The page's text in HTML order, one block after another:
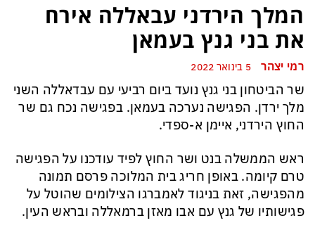
עם עומאן לגבי תפעול משותף של מצר הורמוז – אם טראמפ יאשר המלחמה
מי היה מאמין שבאר שבע תנצח את הכוכב האדום?
ומיירטים להגנה – טראמפ נשאר רק עם ציוצי האיום המגוחכים שלא מזיזים
כמדיניות: כך הפכה ההוצאה להורג לכלי ההרתעה המרכזי של המשטר
א-סיסי, ארדואן ושליט קטאר מכנסים פגישת ״כיפה אדומה״ לנתניהו בנושא
המלך הירדני עבאללה אירח
את בני גנץ בעמאן
רמי יצהר
שר הביטחון בני גנץ נועד ביום רביעי עם עבדאללה השני
מלך ירדן. הפגישה נערכה בעמאן. בפגישה נכח גם שר
החוץ הירדני, איימן א-ספדי.
ראש הממשלה בנט ושר החוץ לפיד עודכנו על הפגישה
טרם קיומה. באופן חריג בית המלוכה פרסם תמונה
מהפגישה, זאת בניגוד לאמברגו הצילומים שהוטל על
פגישותיו של גנץ עם אבו מאזן ברמאללה ובראש העין.